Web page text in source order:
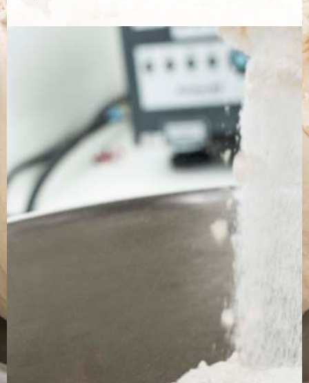
SITE WEB
TÉLÉCHARGEZ LA PLAQUETTE
Contact
Jérémy PRUVOST